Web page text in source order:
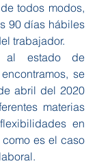
todos modos,
90 días hábiles
trabajador.
se
abril del 2020
materias
en
es el caso